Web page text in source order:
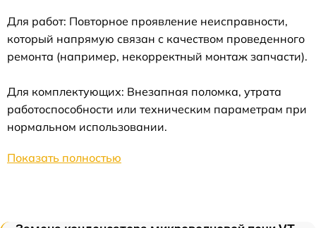
Для работ: Повторное проявление неисправности,
который напрямую связан с качеством проведенного
ремонта (например, некорректный монтаж запчасти).
Для комплектующих: Внезапная поломка, утрата
работоспособности или техническим параметрам при
нормальном использовании.
Показать полностью